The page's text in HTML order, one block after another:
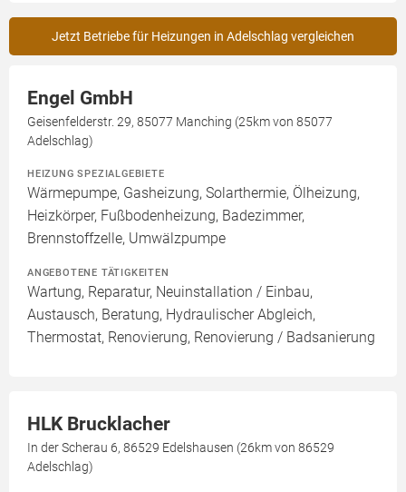
Jetzt Betriebe für Heizungen in Adelschlag vergleichen
Engel GmbH
Geisenfelderstr. 29, 85077 Manching (25km von 85077
Adelschlag)
HEIZUNG SPEZIALGEBIETE
Wärmepumpe, Gasheizung, Solarthermie, Ölheizung,
Heizkörper, Fußbodenheizung, Badezimmer,
Brennstoffzelle, Umwälzpumpe
ANGEBOTENE TÄTIGKEITEN
Wartung, Reparatur, Neuinstallation / Einbau,
Austausch, Beratung, Hydraulischer Abgleich,
Thermostat, Renovierung, Renovierung / Badsanierung
HLK Brucklacher
In der Scherau 6, 86529 Edelshausen (26km von 86529
Adelschlag)